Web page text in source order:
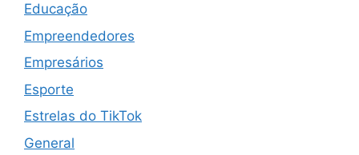
Educação
Empreendedores
Empresários
Esporte
Estrelas do TikTok
General